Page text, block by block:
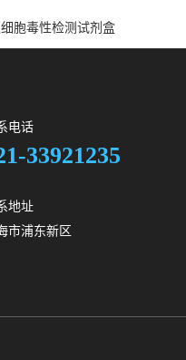
胞毒性检测试剂盒
电话
33921235
地址
市浦东新区